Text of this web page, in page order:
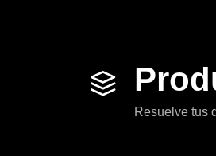
Resuelve tus